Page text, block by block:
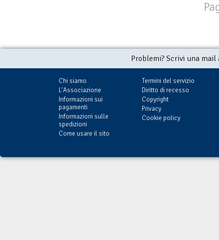
Problemi? Scrivi una
Chi siamo
L'Associazione
Informazioni sui
pagamenti
Informazioni sulle
spedizioni
Come usare il sito
Termini del servizio
Diritto di recesso
Copyright
Privacy
Cookie policy